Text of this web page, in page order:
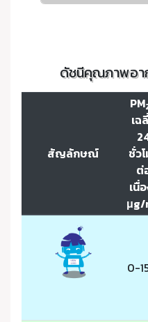
ดัชนีคุณภาพอา
สัญลักษณ์
PM
เฉ
ชั่ว
ต่
เนื่
μg/
0-